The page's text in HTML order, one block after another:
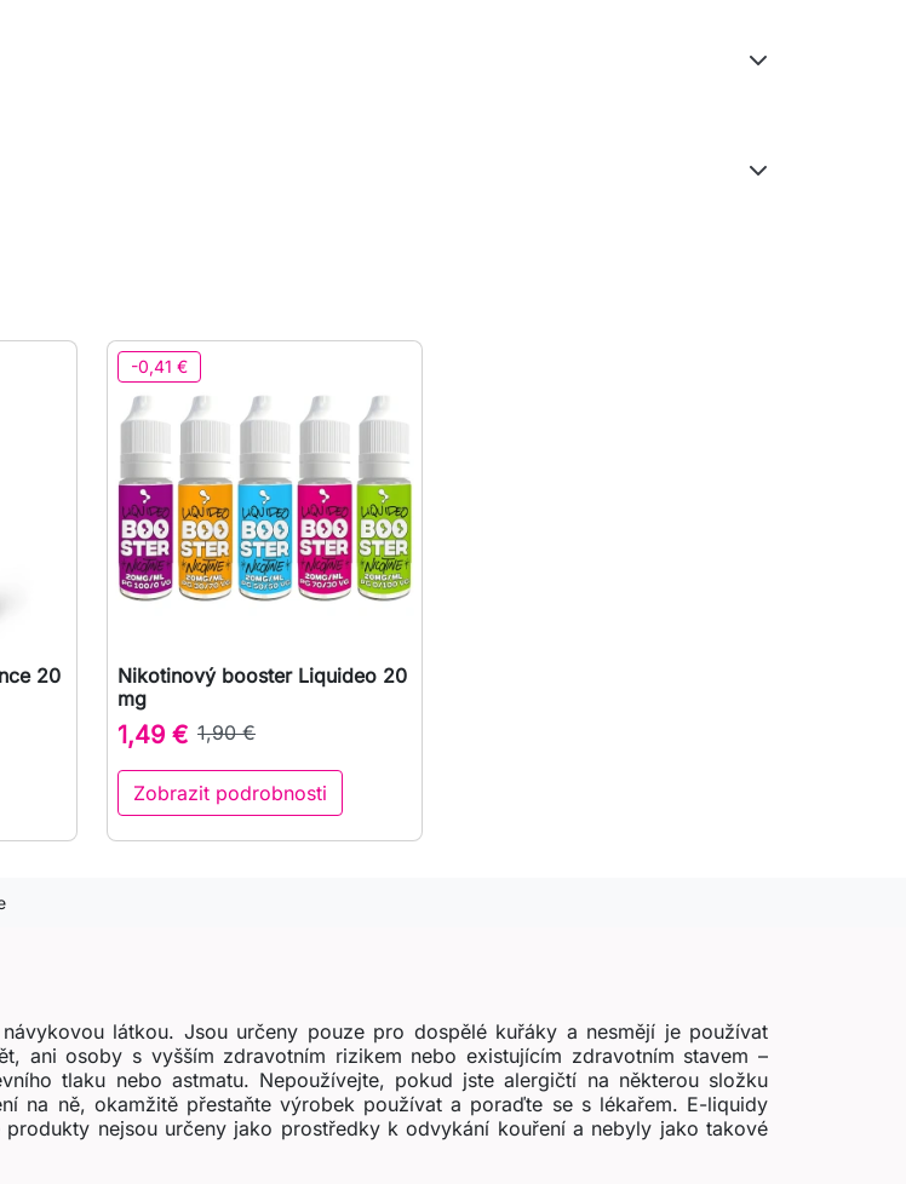
20
-0,41 €
 Rychlý náhled
Nikotinový booster Liquideo 20
mg
1,49 € 1,90 €
Zobrazit podrobnosti
látkou. Jsou určeny pouze pro dospělé kuřáky a nesmějí je používat
ani osoby s vyšším zdravotním rizikem nebo existujícím zdravotním stavem –
tlaku nebo astmatu. Nepoužívejte, pokud jste alergičtí na některou složku
na ně, okamžitě přestaňte výrobek používat a poraďte se s lékařem. E-liquidy
nejsou určeny jako prostředky k odvykání kouření a nebyly jako takové